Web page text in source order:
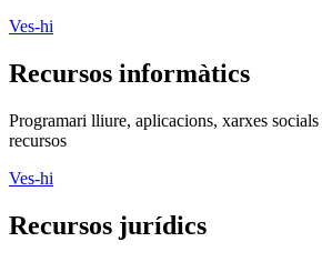
Ves-hi
Recursos informàtics
Programari lliure, aplicacions, xarxes
recursos
Ves-hi
Recursos jurídics